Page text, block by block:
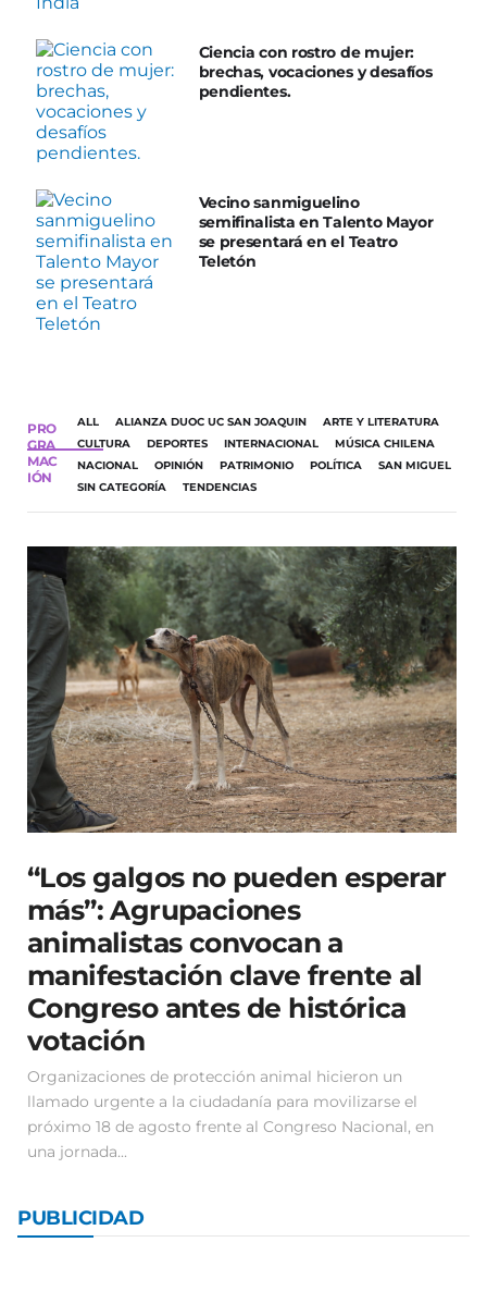
Ciencia con rostro de mujer:
brechas, vocaciones y desafíos
pendientes.
Vecino sanmiguelino
semifinalista en Talento Mayor
se presentará en el Teatro
Teletón
PRO
GRA
MAC
IÓN
ALL ALIANZA DUOC UC SAN JOAQUIN
ARTE Y LITERATURA
CULTURA
DEPORTES INTERNACIONAL
MÚSICA CHILENA
NACIONAL
OPINIÓN PATRIMONIO POLÍTICA
SAN MIGUEL
SIN CATEGORÍA
TENDENCIAS
“Los galgos no pueden esperar
más”: Agrupaciones
animalistas convocan a
manifestación clave frente al
Congreso antes de histórica
votación
Organizaciones de protección animal hicieron un
llamado urgente a la ciudadanía para movilizarse el
próximo 18 de agosto frente al Congreso Nacional, en
una jornada...
PUBLICIDAD